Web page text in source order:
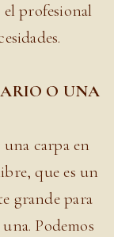
el profesional
O UNA
carpa en
que es un
grande para
Podemos